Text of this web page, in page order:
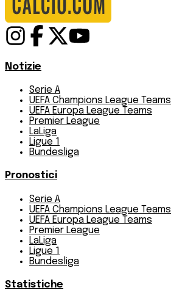
Notizie
Serie A
UEFA Champions League Teams
UEFA Europa League Teams
Premier League
LaLiga
Ligue 1
Bundesliga
Pronostici
Serie A
UEFA Champions League Teams
UEFA Europa League Teams
Premier League
LaLiga
Ligue 1
Bundesliga
Statistiche